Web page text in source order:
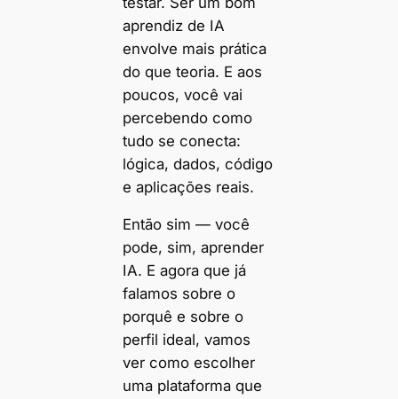
aprendiz de IA
envolve mais prática
do que teoria. E aos
poucos, você vai
percebendo como
tudo se conecta:
lógica, dados, código
e aplicações reais.
Então sim — você
pode, sim, aprender
IA. E agora que já
falamos sobre o
porquê e sobre o
perfil ideal, vamos
ver como escolher
uma plataforma que